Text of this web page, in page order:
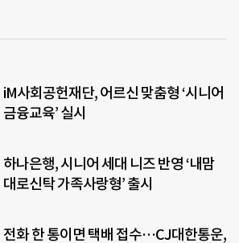
iM사회공헌재단, 어르신 맞춤형 ‘시니어
금융교육’ 실시
하나은행, 시니어 세대 니즈 반영 ‘내맘
대로신탁 가족사랑형’ 출시
전화 한 통이면 택배 접수…CJ대한통운,